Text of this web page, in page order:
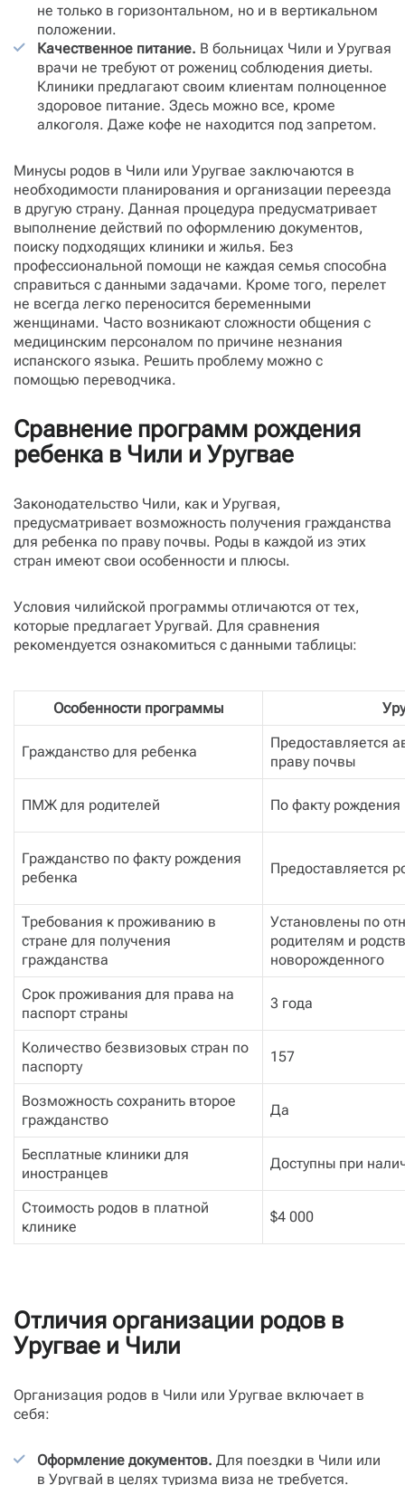
не только в горизонтальном, но и в вертикальном
положении.
Качественное питание. В больницах Чили и Уругвая
врачи не требуют от рожениц соблюдения диеты.
Клиники предлагают своим клиентам полноценное
здоровое питание. Здесь можно все, кроме
алкоголя. Даже кофе не находится под запретом.
Минусы родов в Чили или Уругвае заключаются в
необходимости планирования и организации переезда
в другую страну. Данная процедура предусматривает
выполнение действий по оформлению документов,
поиску подходящих клиники и жилья. Без
профессиональной помощи не каждая семья способна
справиться с данными задачами. Кроме того, перелет
не всегда легко переносится беременными
женщинами. Часто возникают сложности общения с
медицинским персоналом по причине незнания
испанского языка. Решить проблему можно с
помощью переводчика.
Сравнение программ рождения
ребенка в Чили и Уругвае
Законодательство Чили, как и Уругвая,
предусматривает возможность получения гражданства
для ребенка по праву почвы. Роды в каждой из этих
стран имеют свои особенности и плюсы.
Условия чилийской программы отличаются от тех,
которые предлагает Уругвай. Для сравнения
рекомендуется ознакомиться с данными таблицы:
Особенности программы
Гражданство для ребенка
Предоставляется
праву почвы
ПМЖ для родителей По факту рождения
Гражданство по факту рождения
ребенка
Предоставляется
Требования к проживанию в
стране для получения
гражданства
Установлены по
родителям и
новорожденного
Срок проживания для права на
паспорт страны
3 года
Количество безвизовых стран по
паспорту
157
Возможность сохранить второе
гражданство
Да
Бесплатные клиники для
иностранцев
Доступны при
Стоимость родов в платной
клинике
$4 000
Отличия организации родов в
Уругвае и Чили
Организация родов в Чили или Уругвае включает в
себя:
Оформление документов. Для поездки в Чили или
в Уругвай в целях туризма виза не требуется.